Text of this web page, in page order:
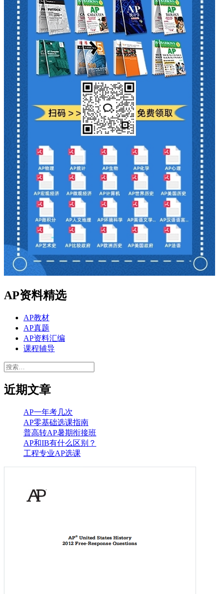
AP资料精选
AP教材
AP真题
AP资料汇编
课程辅导
搜
近期文章
AP一年考几次
AP零基础选课指南
普高转AP暑期衔接班
AP和IB有什么区别？
工程专业AP选课